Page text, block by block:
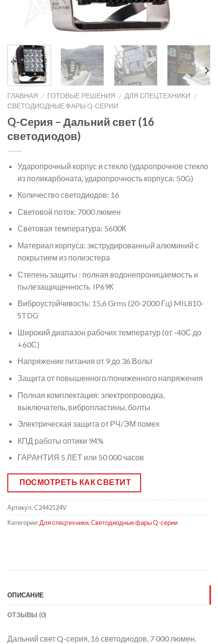
ГЛАВНАЯ / ГОТОВЫЕ РЕШЕНИЯ / ДЛЯ СПЕЦТЕХНИКИ /
СВЕТОДИОДНЫЕ ФАРЫ Q-СЕРИИ
Q-Серия – Дальний свет (16
светодиодов)
Ударопрочный корпус и стекло (ударопрочное стекло
из поликарбоната, ударопрочность корпуса: 50G)
Количество светодиодов: 16
Световой поток: 7000 люмен
Световая температура: 5600К
Материал корпуса: экструдированный алюминий с
покрытием из полиэстера
Степень защиты : полная водонепроницаемость и
пылезащищенность IP69К
Виброустойчивость: 15,6 Grms (20-2000 Гц) MIL810-
STDG
Широкий диапазон рабочих температур (от -40С до
+60С)
Напряжение питания от 9 до 36 Вольт
Защита от повышенного/пониженного напряжения
Полная комплектация: электропроводка,
выключатель, вибропластины, болты
Электрическая защита от РЧ/ЭМ помех
КПД работы оптики 94%
ГАРАНТИЯ 5 ЛЕТ или 50 000 часов
ПОСМОТРЕТЬ КАК СВЕТИТ
Артикул:C2442124V
Категории:Для спецтехники,Светодиодные фары Q-серии
ОПИСАНИЕ
ОТЗЫВЫ (0)
Дальний свет Q-серия, 16 светодиодов, 7 000 люмен.